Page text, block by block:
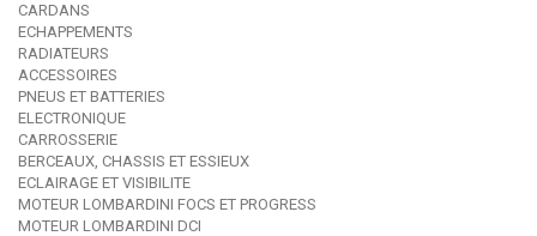
CARDANS
ECHAPPEMENTS
RADIATEURS
ACCESSOIRES
PNEUS ET BATTERIES
ELECTRONIQUE
CARROSSERIE
BERCEAUX, CHASSIS ET ESSIEUX
ECLAIRAGE ET VISIBILITE
MOTEUR LOMBARDINI FOCS ET PROGRESS
MOTEUR LOMBARDINI DCI